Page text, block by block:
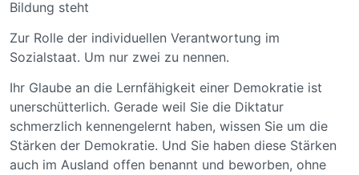
Bildung steht
Zur Rolle der individuellen Verantwortung im
Sozialstaat. Um nur zwei zu nennen.
Ihr Glaube an die Lernfähigkeit einer Demokratie ist
unerschütterlich. Gerade weil Sie die Diktatur
schmerzlich kennengelernt haben, wissen Sie um die
Stärken der Demokratie. Und Sie haben diese Stärken
auch im Ausland offen benannt und beworben, ohne